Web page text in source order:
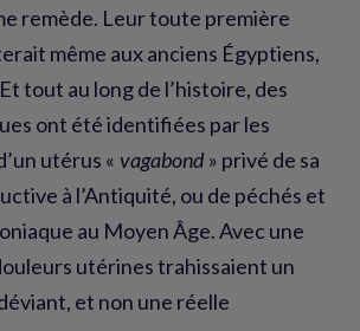
remède. Leur toute première
même aux anciens Égyptiens,
tout au long de l’histoire, des
ont été identifiées par les
utérus « vagabond » privé de sa
à l’Antiquité, ou de péchés et
au Moyen Âge. Avec une
utérines trahissaient un
et non une réelle